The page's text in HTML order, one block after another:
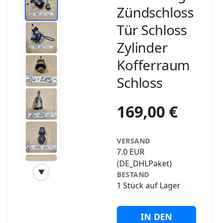
▼
‹
Zündschloss
Tür Schloss
Zylinder
Kofferraum
Schloss
169,00 €
VERSAND
7.0 EUR
(DE_DHLPaket)
BESTAND
1 Stück auf Lager
IN DEN